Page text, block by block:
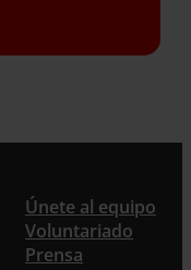
y los
Únete al equipo
Voluntariado
Prensa